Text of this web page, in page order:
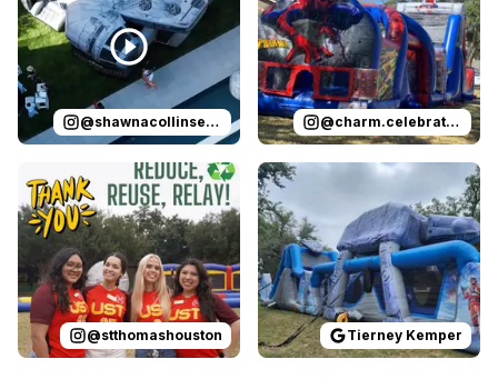
@shawnacollinsevents @charm.celebrations
Reviewed on Instagramby stthomashouston:Thank
@stthomashouston
Reviewed onGoogleReviews
Tierney Kemper